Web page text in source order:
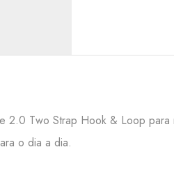
2.0 Two Strap Hook & Loop
o dia a dia.